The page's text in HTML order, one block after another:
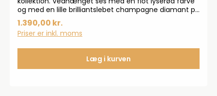
og med en lille brilliantslebet champagne diamant på
0,005 carat. Vedhænget er sat med en hjerteformet
Sandmånestenaf AAA-kvalitet.
1.390,00 kr.
Priser er inkl. moms
Læg i kurven